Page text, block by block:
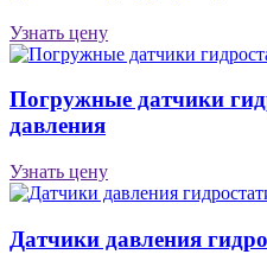
Узнать цену
Погружные датчики
давления
Узнать цену
Датчики давления